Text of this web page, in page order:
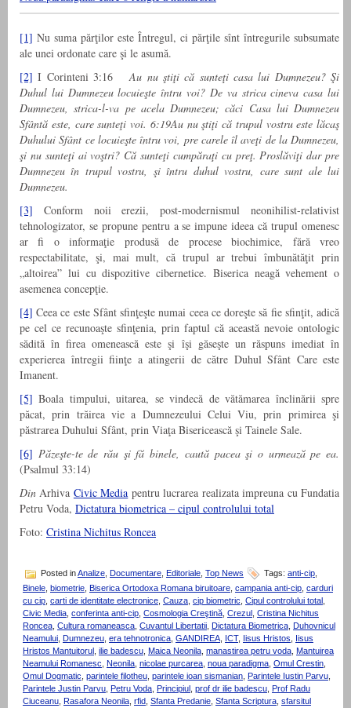
[1] Nu suma părţilor este Întregul, ci părţile sînt întregurile subsumate
ale unei ordonate care şi le asumă.
[2] I Corinteni 3:16Au nu ştiţi că sunteţi casa lui Dumnezeu? Şi
Duhul lui Dumnezeu locuieşte întru voi? De va strica cineva casa lui
Dumnezeu, strica-l-va pe acela Dumnezeu; căci Casa lui Dumnezeu
Sfântă este, care sunteţi voi. 6:19Au nu ştiţi că trupul vostru este lăcaş
Duhului Sfânt ce locuieşte întru voi, pre carele îl aveţi de la Dumnezeu,
şi nu sunteţi ai voştri? Că sunteţi cumpăraţi cu preţ. Proslăviţi dar pre
Dumnezeu în trupul vostru, şi întru duhul vostru, care sunt ale lui
Dumnezeu.
[3] Conform noii erezii, post-modernismul neonihilist-relativist
tehnologizator, se propune pentru a se impune ideea că trupul omenesc
ar fi o informaţie produsă de procese biochimice, fără vreo
respectabilitate, şi, mai mult, că trupul ar trebui îmbunătăţit prin
„altoirea” lui cu dispozitive cibernetice. Biserica neagă vehement o
asemenea concepţie.
[4] Ceea ce este Sfânt sfinţeşte numai ceea ce doreşte să fie sfinţit, adică
pe cel ce recunoaşte sfinţenia, prin faptul că această nevoie ontologic
sădită în firea omenească este şi îşi găseşte un răspuns imediat în
experierea întregii fiinţe a atingerii de către Duhul Sfânt Care este
Imanent.
[5] Boala timpului, uitarea, se vindecă de vătămarea înclinării spre
păcat, prin trăirea vie a Dumnezeului Celui Viu, prin primirea şi
păstrarea Duhului Sfânt, prin Viaţa Bisericească şi Tainele Sale.
[6] Păzeşte-te de rău şi fă binele, caută pacea şi o urmează pe ea.
(Psalmul 33:14)
Din Arhiva Civic Media pentru lucrarea realizata impreuna cu Fundatia
Petru Voda, Dictatura biometrica – cipul controlului total
Foto: Cristina Nichitus Roncea
Posted inAnalize Documentare Editoriale Top News Tags: anti-cip
Binele biometrie Biserica Ortodoxa Romana biruitoare campania anti-cip carduri
cu cip carti de identitate electronice Cauza cip biometric Cipul controlului total
Civic Media conferinta anti-cip Cosmologia Creştină Crezul Cristina Nichitus
Roncea Cultura romaneasca Cuvantul Libertatii Dictatura Biometrica Duhovnicul
Neamului Dumnezeu era tehnotronica GANDIREA ICT, Iisus Hristos
Iisus
Hristos Mantuitorul ilie badescu Maica Neonila manastirea petru voda Mantuirea
Neamului Romanesc Neonila nicolae purcarea noua paradigma Omul Crestin
Omul Dogmatic parintele filotheu parintele ioan sismanian Parintele Iustin Parvu
Parintele Justin Parvu Petru Voda Principiul prof dr ilie badescu Prof Radu
Ciuceanu Rasafora Neonila rfid Sfanta Predanie Sfanta Scriptura sfarsitul